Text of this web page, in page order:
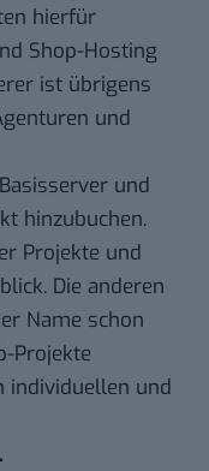
hierfür
Shop-Hosting
ist übrigens
und
und
hinzubuchen.
Projekte und
Die anderen
Name schon
Projekte
individuellen und